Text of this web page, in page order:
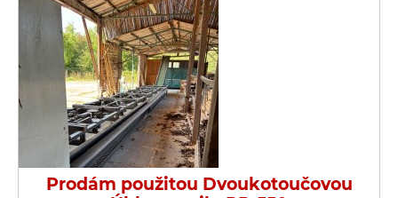
Prodám použitou Dvoukotoučovou